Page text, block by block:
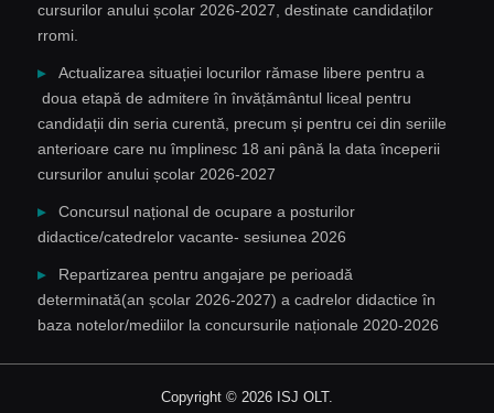
cursurilor anului școlar 2026-2027, destinate candidaților
rromi.
Actualizarea situației locurilor rămase libere pentru a
doua etapă de admitere în învățământul liceal pentru
candidații din seria curentă, precum și pentru cei din seriile
anterioare care nu împlinesc 18 ani până la data începerii
cursurilor anului școlar 2026-2027
Concursul național de ocupare a posturilor
didactice/catedrelor vacante- sesiunea 2026
Repartizarea pentru angajare pe perioadă
determinată(an școlar 2026-2027) a cadrelor didactice în
baza notelor/mediilor la concursurile naționale 2020-2026
Copyright © 2026 ISJ OLT.